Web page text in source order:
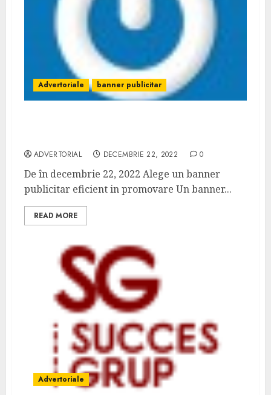
Advertoriale banner publicitar
ADVERTORIAL DECEMBRIE 22, 2022 0
De în decembrie 22, 2022 Alege un banner
publicitar eficient in promovare Un banner...
READ MORE
Advertoriale